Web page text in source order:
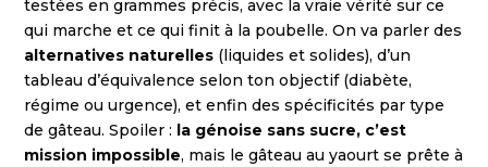
testées en grammes précis, avec la vraie vérité sur ce
qui marche et ce qui finit à la poubelle. On va parler des
alternatives naturelles (liquides et solides), d’un
tableau d’équivalence selon ton objectif (diabète,
régime ou urgence), et enfin des spécificités par type
de gâteau. Spoiler : la génoise sans sucre, c’est
mission impossible, mais le gâteau au yaourt se prête à